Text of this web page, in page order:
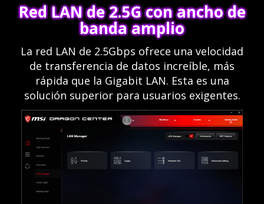
Red LAN de 2.5G con ancho de
banda amplio
La red LAN de 2.5Gbps ofrece una velocidad
de transferencia de datos increíble, más
rápida que la Gigabit LAN. Esta es una
solución superior para usuarios exigentes.